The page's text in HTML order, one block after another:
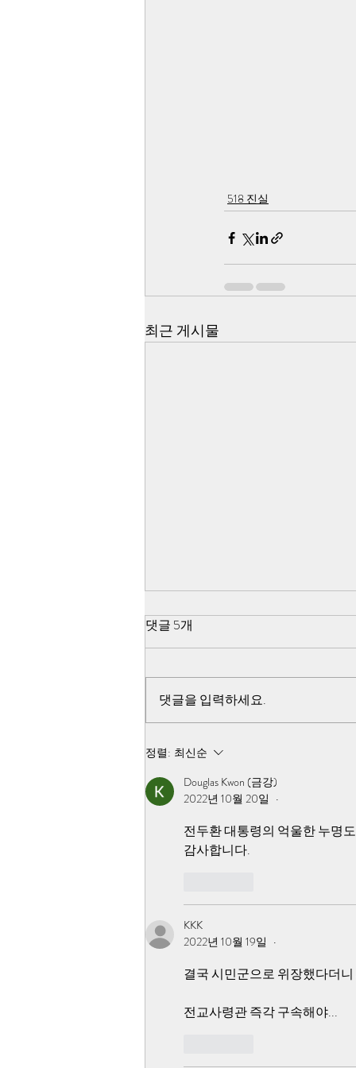
518 진실
최근 게시물
5·18 쌍방 펙트체크-검찰,국방
검찰과 국방부 518 진조위가 진상
규명 불능이라고 선언한 사건 자체
가 북한군이 직접 작전을 한 내용이
고, 북한군은 개입하지 않았다고 거
댓글 5개
댓글을 입력하세요.
정렬: 최신순
Douglas Kwon (금강)
2022년 10월 20일
•
전두환 대통령의 억울한 누명
감사합니다.
KKK
2022년 10월 19일
•
결국 시민군으로 위장했다더
전교사령관 즉각 구속해야...